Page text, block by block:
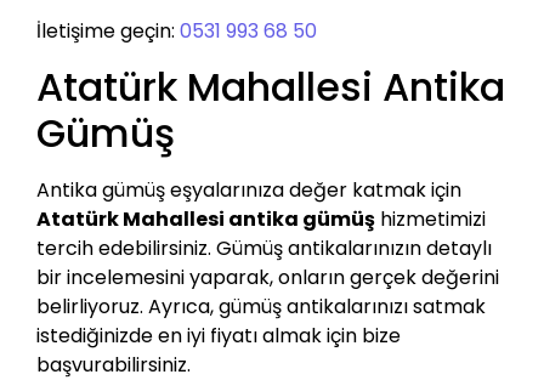
İletişime geçin: 0531 993 68 50
Atatürk Mahallesi Antika
Gümüş
Antika gümüş eşyalarınıza değer katmak için
Atatürk Mahallesi antika gümüş hizmetimizi
tercih edebilirsiniz. Gümüş antikalarınızın detaylı
bir incelemesini yaparak, onların gerçek değerini
belirliyoruz. Ayrıca, gümüş antikalarınızı satmak
istediğinizde en iyi fiyatı almak için bize
başvurabilirsiniz.